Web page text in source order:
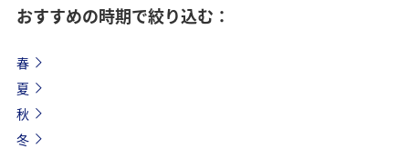
おすすめの時期で絞り込む：
春
夏
秋
冬